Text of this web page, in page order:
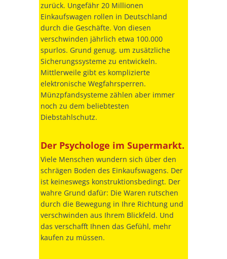
zurück. Ungefähr 20 Millionen
Einkaufswagen rollen in Deutschland
durch die Geschäfte. Von diesen
verschwinden jährlich etwa 100.000
spurlos. Grund genug, um zusätzliche
Sicherungssysteme zu entwickeln.
Mittlerweile gibt es komplizierte
elektronische Wegfahrsperren.
Münzpfandsysteme zählen aber immer
noch zu dem beliebtesten
Diebstahlschutz.
Der Psychologe im Supermarkt.
Viele Menschen wundern sich über den
schrägen Boden des Einkaufswagens. Der
ist keineswegs konstruktionsbedingt. Der
wahre Grund dafür: Die Waren rutschen
durch die Bewegung in Ihre Richtung und
verschwinden aus Ihrem Blickfeld. Und
das verschafft Ihnen das Gefühl, mehr
kaufen zu müssen.